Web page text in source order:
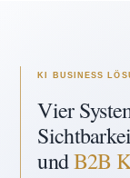
KI BUSINESS
Vier
undB2B